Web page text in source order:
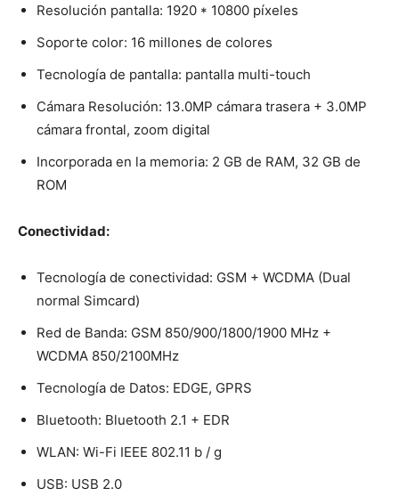
Resolución pantalla: 1920 * 10800 píxeles
Soporte color: 16 millones de colores
Tecnología de pantalla: pantalla multi-touch
Cámara Resolución: 13.0MP cámara trasera + 3.0MP
cámara frontal, zoom digital
Incorporada en la memoria: 2 GB de RAM, 32 GB de
ROM
Conectividad:
Tecnología de conectividad: GSM + WCDMA (Dual
normal Simcard)
Red de Banda: GSM 850/900/1800/1900 MHz +
WCDMA 850/2100MHz
Tecnología de Datos: EDGE, GPRS
Bluetooth: Bluetooth 2.1 + EDR
WLAN: Wi-Fi IEEE 802.11 b / g
USB: USB 2.0